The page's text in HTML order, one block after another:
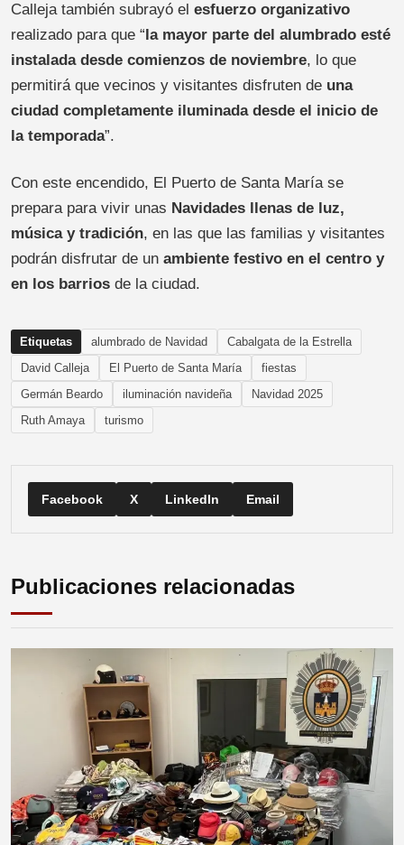
Calleja también subrayó el esfuerzo organizativo
realizado para que “la mayor parte del alumbrado esté
instalada desde comienzos de noviembre, lo que
permitirá que vecinos y visitantes disfruten de una
ciudad completamente iluminada desde el inicio de
la temporada”.
Con este encendido, El Puerto de Santa María se
prepara para vivir unas Navidades llenas de luz,
música y tradición, en las que las familias y visitantes
podrán disfrutar de un ambiente festivo en el centro y
en los barrios de la ciudad.
Etiquetas alumbrado de Navidad
Cabalgata de la Estrella
David Calleja
El Puerto de Santa María
fiestas
Germán Beardo
iluminación navideña
Navidad 2025
Ruth Amaya
turismo
Facebook X LinkedIn Email
Publicaciones relacionadas